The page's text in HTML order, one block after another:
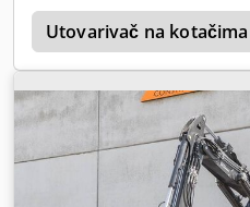
Utovarivač na kotačima